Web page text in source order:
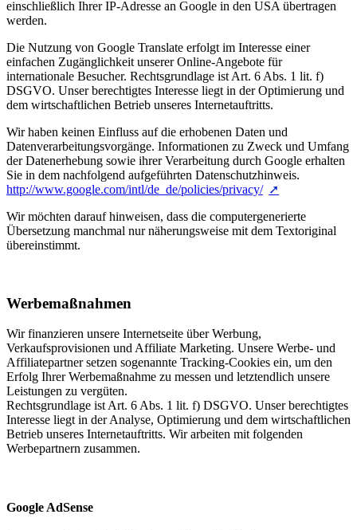
einschließlich Ihrer IP-Adresse an Google in den USA übertragen
werden.
Die Nutzung von Google Translate erfolgt im Interesse einer
einfachen Zugänglichkeit unserer Online-Angebote für
internationale Besucher. Rechtsgrundlage ist Art. 6 Abs. 1 lit. f)
DSGVO. Unser berechtigtes Interesse liegt in der Optimierung und
dem wirtschaftlichen Betrieb unseres Internetauftritts.
Wir haben keinen Einfluss auf die erhobenen Daten und
Datenverarbeitungsvorgänge. Informationen zu Zweck und Umfang
der Datenerhebung sowie ihrer Verarbeitung durch Google erhalten
Sie in dem nachfolgend aufgeführten Datenschutzhinweis.
http://www.google.com/intl/de_de/policies/privacy/
Wir möchten darauf hinweisen, dass die computergenerierte
Übersetzung manchmal nur näherungsweise mit dem Textoriginal
übereinstimmt.
Werbemaßnahmen
Wir finanzieren unsere Internetseite über Werbung,
Verkaufsprovisionen und Affiliate Marketing. Unsere Werbe- und
Affiliatepartner setzen sogenannte Tracking-Cookies ein, um den
Erfolg Ihrer Werbemaßnahme zu messen und letztendlich unsere
Leistungen zu vergüten.
Rechtsgrundlage ist Art. 6 Abs. 1 lit. f) DSGVO. Unser berechtigtes
Interesse liegt in der Analyse, Optimierung und dem wirtschaftlichen
Betrieb unseres Internetauftritts. Wir arbeiten mit folgenden
Werbepartnern zusammen.
Google AdSense